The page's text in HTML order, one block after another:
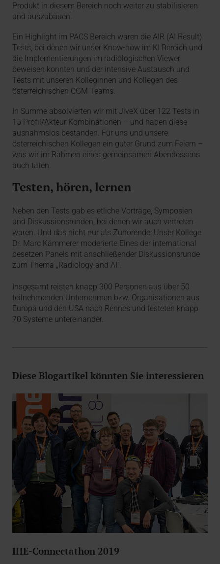
Produkt in diesem Bereich noch weiter zu stabilisieren
und auszubauen.
Ein Highlight im PACS Bereich waren die AIR (AI Result)
Tests, bei denen wir unser Know-how im KI Bereich und
die Implementierungen im radiologischen Viewer
beweisen konnten und der intensive Austausch und
Tests mit unseren Kolleginnen und Kollegen des
österreichischen CGM Teams.
In Summe absolvierten wir mit JiveX über 122 Tests in
15 Profil/Akteur Kombinationen – und haben diese
ausnahmslos bestanden. Für uns und unsere
österreichischen Kollegen ein guter Grund zum Feiern –
was wir im Rahmen eines gemeinsamen Abendessens
auch taten.
Testen, hören, lernen
Neben den Tests gab es etliche Vorträge, Symposien
und Diskussionsrunden, bei denen wir auch vertreten
waren. Und das nicht nur als Zuhörende: Unser Kollege
Dr. Marc Kämmerer moderierte Eines der international
besetzen Panels mit anschließender Diskussionsrunde
zum Thema „Radiology and AI“.
Insgesamt reisten knapp 300 Personen aus über 50
teilnehmenden Unternehmen bzw. Organisationen aus
Europa und den USA nach Rennes und testeten knapp
70 Systeme untereinander.
Diese Blogartikel könnten Sie interessieren
IHE-Connectathon 2019